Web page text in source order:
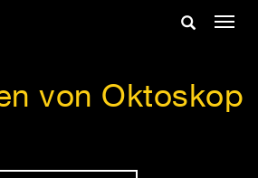
Suche
von Oktoskop